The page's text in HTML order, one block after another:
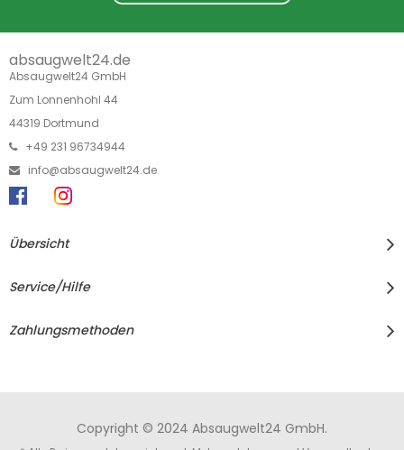
absaugwelt24.de
Absaugwelt24 GmbH
Zum Lonnenhohl 44
44319 Dortmund
+49 231 96734944
info@absaugwelt24.de
Übersicht
Service/Hilfe
Zahlungsmethoden
Copyright © 2024 Absaugwelt24 GmbH.